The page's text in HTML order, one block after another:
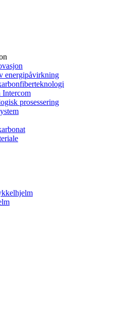
energipåvirkning
Intercom
prosessering